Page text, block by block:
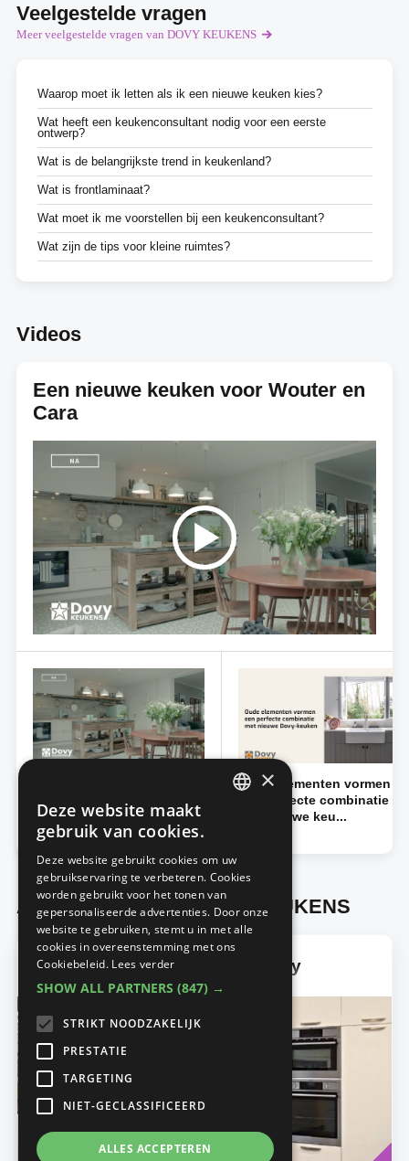
Veelgestelde vragen
Meer veelgestelde vragen van DOVY KEUKENS
Waarop moet ik letten als ik een nieuwe keuken kies?
Wat heeft een keukenconsultant nodig voor een eerste
ontwerp?
Wat is de belangrijkste trend in keukenland?
Wat is frontlaminaat?
Wat moet ik me voorstellen bij een keukenconsultant?
Wat zijn de tips voor kleine ruimtes?
Videos
Een nieuwe keuken voor Wouter en
Cara
voor Wouter en Cara
De keuken
Oude elementen vormen
een perfecte combinatie
met nieuwe keu...
Advertorials from DOVY KEUKENS
De nieuwe keukenlijn van Dovy
×
Deze website maakt
gebruik van cookies.
Deze website gebruikt cookies om uw
gebruikservaring te verbeteren. Cookies
worden gebruikt voor het tonen van
gepersonaliseerde advertenties. Door onze
website te gebruiken, stemt u in met alle
cookies in overeenstemming met ons
Cookiebeleid. Lees verder
SHOW ALL PARTNERS (847) →
STRIKT NOODZAKELIJK
PRESTATIE
TARGETING
NIET-GECLASSIFICEERD
ALLES ACCEPTEREN